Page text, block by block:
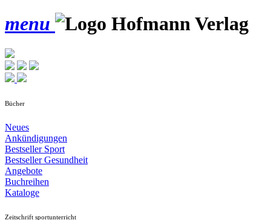
menu
Bücher
Neues
Ankündigungen
Bestseller Sport
Bestseller Gesundheit
Angebote
Buchreihen
Kataloge
Zeitschrift sportunterricht